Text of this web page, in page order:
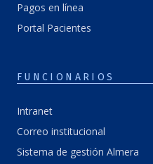
Pagos en línea
Portal Pacientes
FUNCIONARIOS
Intranet
Correo institucional
Sistema de gestión Almera